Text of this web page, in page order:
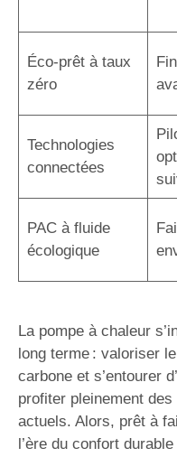
Éco-prêt à taux
zéro
Technologies
connectées
PAC à fluide
écologique
La pompe à chaleur
long terme : valoriser
carbone et s’entourer
profiter pleinement
actuels. Alors, prêt à
l’ère du confort